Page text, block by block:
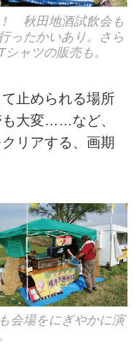
秋田地酒試飲会も
ったかいあり。さら
ャツの販売も。
止められる場所
も大変……など、
リアする、画期
会場をにぎやかに演